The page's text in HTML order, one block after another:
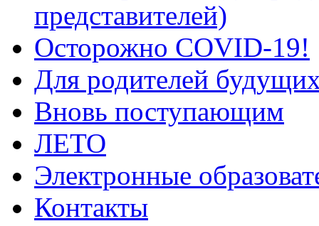
представителей)
Осторожно COVID-19!
Для родителей
Вновь поступающим
ЛЕТО
Электронные
Контакты